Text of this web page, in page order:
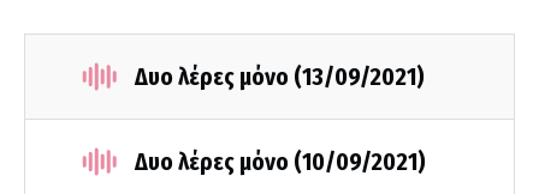
Δυο λέρες μόνο (13/09/2021)
Δυο λέρες μόνο (10/09/2021)